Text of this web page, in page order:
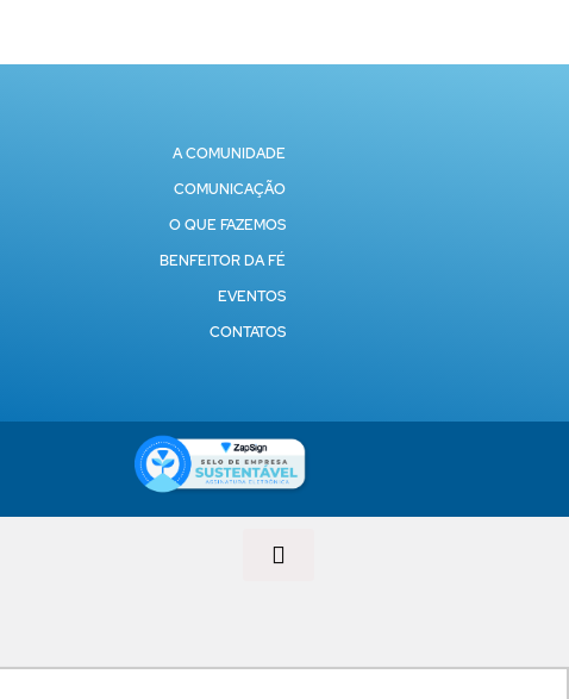
A COMUNIDADE
COMUNICAÇÃO
O QUE FAZEMOS
BENFEITOR DA FÉ
EVENTOS
CONTATOS